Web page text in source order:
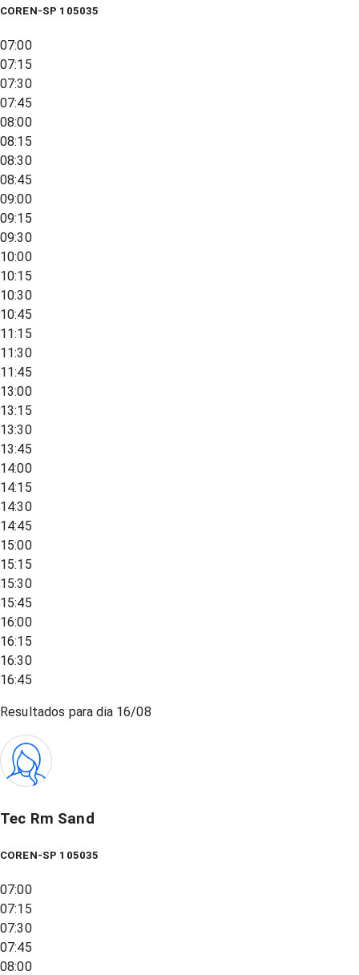
COREN-SP 105035
07:00
07:15
07:30
07:45
08:00
08:15
08:30
08:45
09:00
09:15
09:30
10:00
10:15
10:30
10:45
11:15
11:30
11:45
13:00
13:15
13:30
13:45
14:00
14:15
14:30
14:45
15:00
15:15
15:30
15:45
16:00
16:15
16:30
16:45
Resultados para dia 16/08
Tec Rm Sand
COREN-SP 105035
07:00
07:15
07:30
07:45
08:00